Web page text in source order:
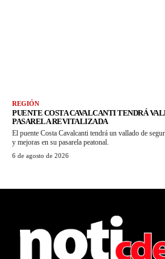
REGIÓN
PUENTE COSTA CAVALCANTI TENDRÁ
PASARELA REVITALIZADA
El puente Costa Cavalcanti tendrá un vallado de
y mejoras en su pasarela peatonal.
6 de agosto de 2026